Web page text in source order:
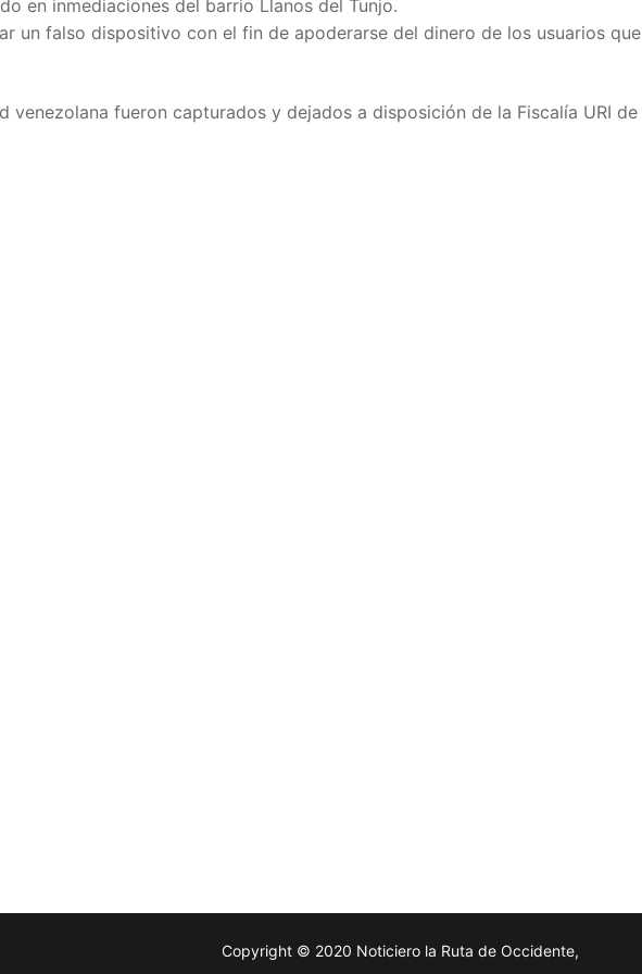
en inmediaciones del barrio Llanos del Tunjo.
un falso dispositivo con el fin de apoderarse del dinero de los usuarios que
venezolana fueron capturados y dejados a disposición de la Fiscalía URI de
Copyright © 2020 Noticiero la Ruta de Occidente,